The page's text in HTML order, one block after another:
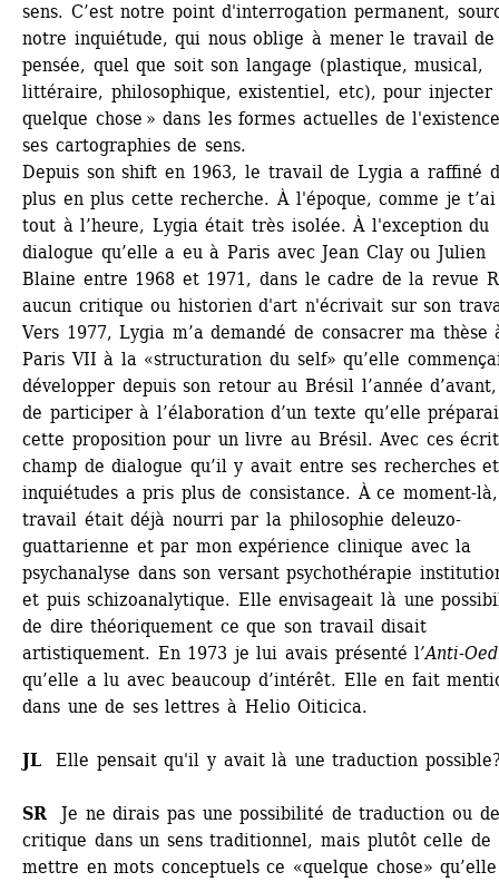
sens. C’est notre point d'interrogation permanent,
notre inquiétude, qui nous oblige à mener le travail
pensée, quel que soit son langage (plastique, musical,
littéraire, philosophique, existentiel, etc), pour
quelque chose » dans les formes actuelles de
ses cartographies de sens.
Depuis son shift en 1963, le travail de Lygia a raffiné
plus en plus cette recherche. À l'époque, comme je
tout à l’heure, Lygia était très isolée. À l'exception du
dialogue qu’elle a eu à Paris avec Jean Clay ou Julien
Blaine entre 1968 et 1971, dans le cadre de la revue
aucun critique ou historien d'art n'écrivait sur son
Vers 1977, Lygia m’a demandé de consacrer ma thèse
Paris VII à la «structuration du self» qu’elle
développer depuis son retour au Brésil l’année
de participer à l’élaboration d’un texte qu’elle
cette proposition pour un livre au Brésil. Avec ces
champ de dialogue qu’il y avait entre ses recherches
inquiétudes a pris plus de consistance. À ce moment-
travail était déjà nourri par la philosophie deleuzo-
guattarienne et par mon expérience clinique avec la
psychanalyse dans son versant psychothérapie
et puis schizoanalytique. Elle envisageait là une
de dire théoriquement ce que son travail disait
artistiquement. En 1973 je lui avais présenté l’Anti-
qu’elle a lu avec beaucoup d’intérêt. Elle en fait
dans une de ses lettres à Helio Oiticica.
JL Elle pensait qu'il y avait là une traduction
SR
Je ne dirais pas une possibilité de traduction ou de
critique dans un sens traditionnel, mais plutôt celle de
mettre en mots conceptuels ce «quelque chose» qu’elle